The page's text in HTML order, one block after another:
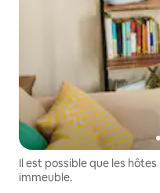
Il est possible que les
immeuble.